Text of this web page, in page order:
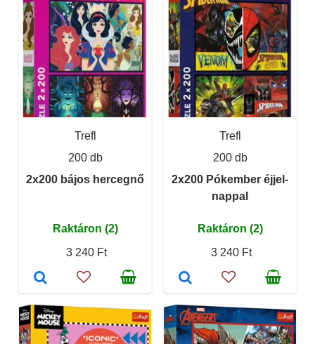
Trefl
200 db
2x200 bájos hercegnő
Raktáron (2)
3 240 Ft
Trefl
200 db
2x200 Pókember éjjel-
nappal
Raktáron (2)
3 240 Ft